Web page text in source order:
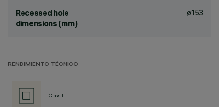
Recessed hole
dimensions (mm)
ø153
RENDIMIENTO TÉCNICO
Class II